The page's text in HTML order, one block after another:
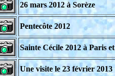
26 mars 2012 à Sorèze
Pentecôte 2012
Sainte Cécile 2012 à Paris
Une visite le 23 février 2013